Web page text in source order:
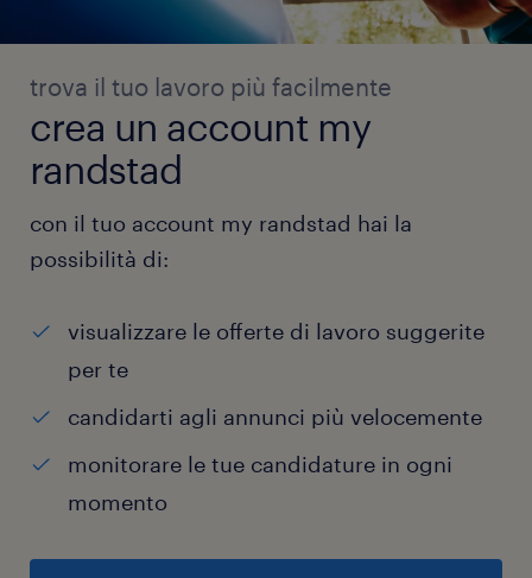
trova il tuo lavoro più facilmente
crea un account my
randstad
con il tuo account my randstad hai la
possibilità di:
visualizzare le offerte di lavoro suggerite
per te
candidarti agli annunci più velocemente
monitorare le tue candidature in ogni
momento